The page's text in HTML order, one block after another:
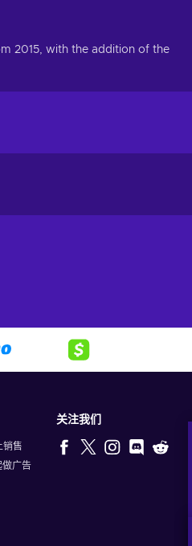
2015, with the addition of the
销售
做广告
关注我们